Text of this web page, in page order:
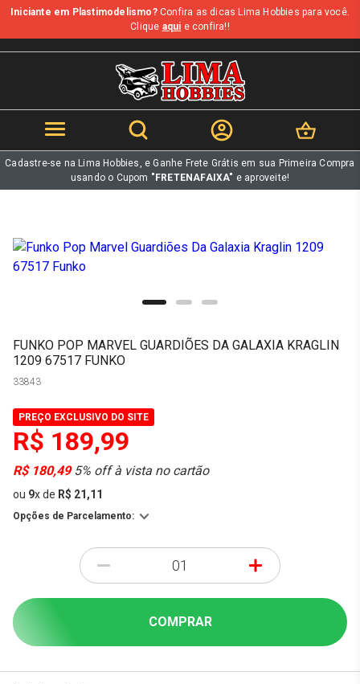
b
Iniciante em Plastimodelismo?Confira as dicas Lima Hobbies para você.
Clique aqui e confira!!
Cadastre-se na Lima Hobbies, e Ganhe Frete Grátis em sua Primeira Compra
usando o Cupom "FRETENAFAIXA" e aproveite!
FUNKO POP MARVEL GUARDIÕES DA GALAXIA KRAGLIN
1209 67517 FUNKO
33843
PREÇO EXCLUSIVO DO SITE
R$ 189,99
R$ 180,495% off à vista no cartão
ou 9xde R$ 21,11
Opções de Parcelamento:
- +
COMPRAR